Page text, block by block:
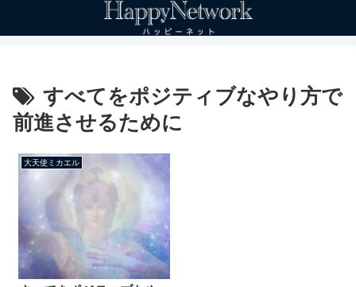
すべてをポジティブなやり方で
前進させるために
大天使ミカエル